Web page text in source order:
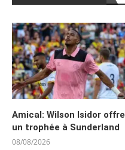
Amical: Wilson Isidor offre
un trophée à Sunderland
08/08/2026